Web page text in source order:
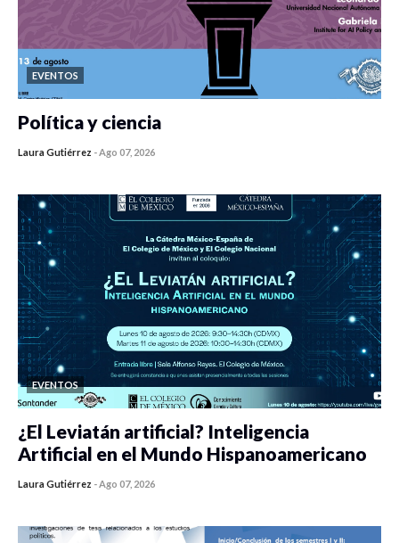
EVENTOS
Política y ciencia
Laura Gutiérrez -Ago 07, 2026
EVENTOS
¿El Leviatán artificial? Inteligencia
Artificial en el Mundo Hispanoamericano
Laura Gutiérrez -Ago 07, 2026